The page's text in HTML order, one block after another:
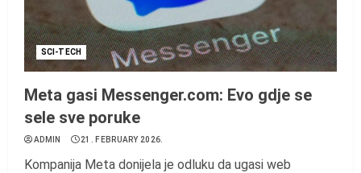
SCI-TECH
Meta gasi Messenger.com: Evo gdje se
sele sve poruke
ADMIN 21. FEBRUARY 2026.
Kompanija Meta donijela je odluku da ugasi web